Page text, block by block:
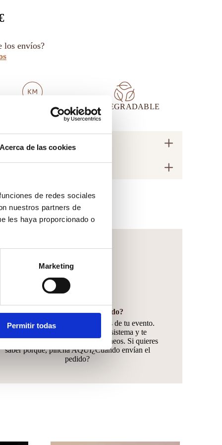
Acerca de las cookies
de redes sociales
nuestros partners de
les haya proporcionado o
Marketing
Permitir todas
los envíos?
BIODEGRADABLE
DESCRIPCIÓN
¿Cuándo envían el pedido?
El pedido lo envíamos 10 días antes de tu evento.
Desde 2018 trabajamos con este sistema y te
que son los tiempos idóneos. Si quieres
saber porqué, pincha AQUÍ¿Cuándo envían el
pedido?